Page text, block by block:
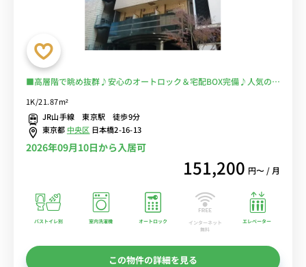
■高層階で眺め抜群♪安心のオートロック＆宅配BOX完備♪人気のバ
本橋駅」徒歩2分■選べるWi-Fi格安レンタル中！
1K/21.87m²
JR山手線 東京駅 徒歩9分
東京都 中央区 日本橋2-16-13
2026年09月10日から入居可
151,200 円〜 / 月
バストイレ別 室内洗濯機 オートロック
インターネット
無料
エレベーター
この物件の詳細を見る